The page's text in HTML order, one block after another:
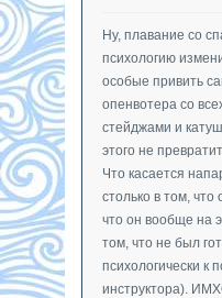
Ну, плавание со
психологию
особые привить
опенвотера со
стейджами и
этого не
Что касается
столько в том, что
что он вообще на
том, что не был
психологически к
инструктора).